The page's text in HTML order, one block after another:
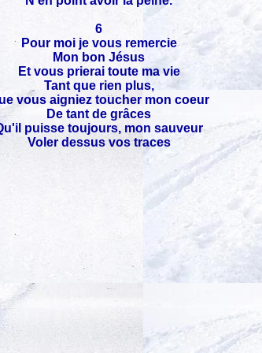
6
Pour moi je vous remercie
Mon bon Jésus
Et vous prierai toute ma vie
Tant que rien plus,
vous aigniez toucher mon coeur
De tant de grâces
puisse toujours, mon sauveur
Voler dessus vos traces